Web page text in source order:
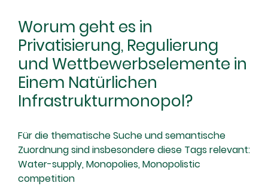
Worum geht es in
Privatisierung, Regulierung
und Wettbewerbselemente in
Einem Natürlichen
Infrastrukturmonopol?
Für die thematische Suche und semantische
Zuordnung sind insbesondere diese Tags relevant:
Water-supply, Monopolies, Monopolistic
competition